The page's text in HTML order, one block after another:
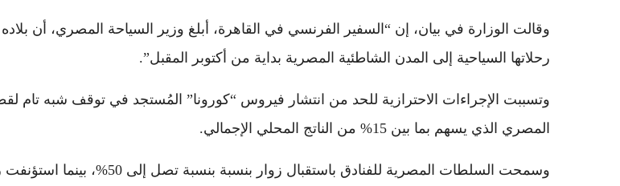
وقالت الوزارة في بيان، إن “السفير الفرنسي في القاهرة، أبلغ وزير السياحة المصري، أن
رحلاتها السياحية إلى المدن الشاطئية المصرية بداية من أكتوبر المقبل”.
وتسببت الإجراءات الاحترازية للحد من انتشار فيروس “كورونا” المُستجد في توقف شبه تام
المصري الذي يسهم بما بين 15% من الناتج المحلي الإجمالي.
وسمحت السلطات المصرية للفنادق باستقبال زوار بنسبة بنسبة تصل إلى